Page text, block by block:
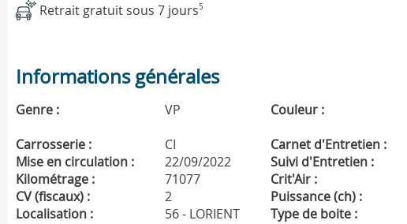
Retrait gratuit sous 7 jours5
Informations générales
Genre : VP Couleur :
Carrosserie : CI Carnet d'Entretien :
Mise en circulation :
22/09/2022 Suivi d'Entretien :
Kilométrage :
71077 Crit'Air :
CV (fiscaux) :
2 Puissance (ch) :
Localisation :
56 - LORIENT Type de boite :